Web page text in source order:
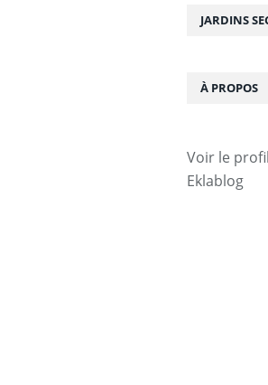
JARDINS
À PROPOS
Voir le
Eklablog